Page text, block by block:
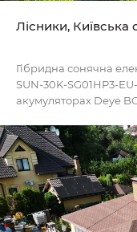
Лісники, Київська
Гібридна сонячна
SUN-30K-SG01HP3-
акумуляторах Deye